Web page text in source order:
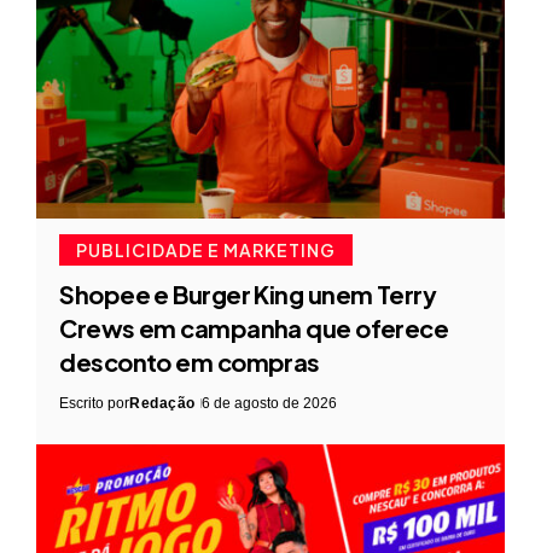
PUBLICIDADE E MARKETING
Shopee e Burger King unem Terry
Crews em campanha que oferece
desconto em compras
Escrito porRedação 6 de agosto de 2026